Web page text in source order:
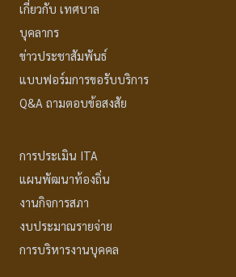
เกี่ยวกับ เทศบาล
บุคลากร
ข่าวประชาสัมพันธ์
แบบฟอร์มการขอรับบริการ
Q&A ถามตอบข้อสงสัย
การประเมิน ITA
แผนพัฒนาท้องถิ่น
งานกิจการสภา
งบประมาณรายจ่าย
การบริหารงานบุคคล